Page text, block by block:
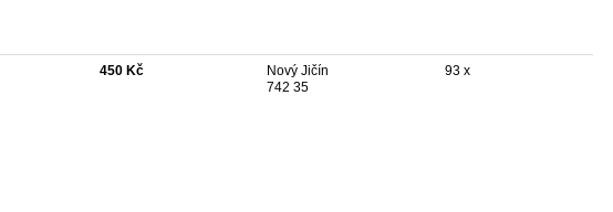
450 Kč
Nový Jičín
742 35
93 x